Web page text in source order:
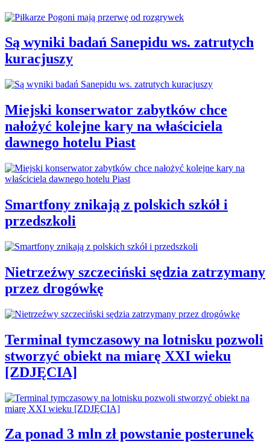
Są wyniki badań Sanepidu ws. zatrutych
kuracjuszy
Miejski konserwator zabytków chce
nałożyć kolejne kary na właściciela
dawnego hotelu Piast
Smartfony znikają z polskich szkół i
przedszkoli
Nietrzeźwy szczeciński sędzia zatrzymany
przez drogówkę
Terminal tymczasowy na lotnisku pozwoli
stworzyć obiekt na miarę XXI wieku
[ZDJĘCIA]
Za ponad 3 mln zł powstanie posterunek